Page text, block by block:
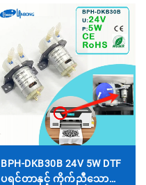
BPH-DKB30B 24V 5W DTF
ပရင်တာနှင့် ကိုက်ညီသော